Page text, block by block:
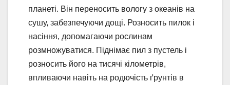
планеті. Він переносить вологу з океанів на
сушу, забезпечуючи дощі. Розносить пилок і
насіння, допомагаючи рослинам
розмножуватися. Піднімає пил з пустель і
розносить його на тисячі кілометрів,
впливаючи навіть на родючість ґрунтів в